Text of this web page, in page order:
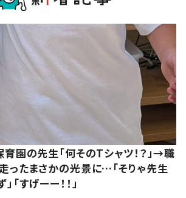
園の先生「何そのTシャツ！？」→職
ったまさかの光景に…「そりゃ先生
「すげーー！！」